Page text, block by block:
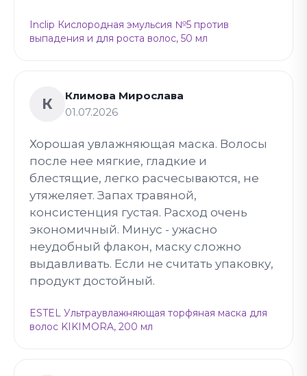
Inclip Кислородная эмульсия №5 против
выпадения и для роста волос, 50 мл
К
Климова Мирослава
01.07.2026
Хорошая увлажняющая маска. Волосы
после нее мягкие, гладкие и
блестящие, легко расчесываются, не
утяжеляет. Запах травяной,
консистенция густая. Расход очень
экономичный. Минус - ужасно
неудобный флакон, маску сложно
выдавливать. Если не считать упаковку,
продукт достойный.
ESTEL Ультраувлажняющая торфяная маска для
волос KIKIMORA, 200 мл